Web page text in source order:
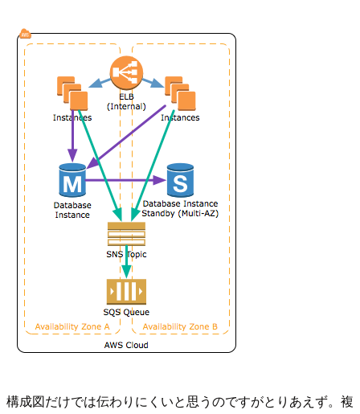
構成図だけでは伝わりにくいと思うのですがとりあえず。複